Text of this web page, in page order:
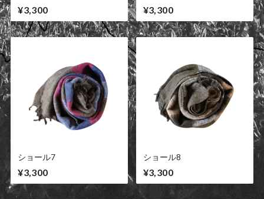
¥3,300 ¥3,300
ショール7
¥3,300
ショール8
¥3,300